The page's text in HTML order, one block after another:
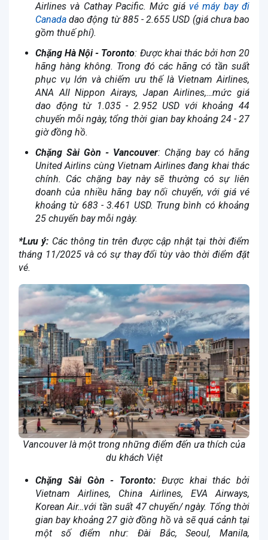
Airlines và Cathay Pacific. Mức giá vé máy bay đi
Canada dao động từ 885 - 2.655 USD (giá chưa bao
gồm thuế phí).
Chặng Hà Nội - Toronto: Được khai thác bởi hơn 20
hãng hàng không. Trong đó các hãng có tần suất
phục vụ lớn và chiếm ưu thế là Vietnam Airlines,
ANA All Nippon Airays, Japan Airlines,…mức giá
dao động từ 1.035 - 2.952 USD với khoảng 44
chuyến mỗi ngày, tổng thời gian bay khoảng 24 - 27
giờ đồng hồ.
Chặng Sài Gòn - Vancouver: Chặng bay có hãng
United Airlins cùng Vietnam Airlines đang khai thác
chính. Các chặng bay này sẽ thường có sự liên
doanh của nhiều hãng bay nối chuyến, với giá vé
khoảng từ 683 - 3.461 USD. Trung bình có khoảng
25 chuyến bay mỗi ngày.
*Lưu ý: Các thông tin trên được cập nhật tại thời điểm
tháng 11/2025 và có sự thay đổi tùy vào thời điểm đặt
vé.
Vancouver là một trong những điểm đến ưa thích của
du khách Việt
Chặng Sài Gòn - Toronto: Được khai thác bởi
Vietnam Airlines, China Airlines, EVA Airways,
Korean Air…với tần suất 47 chuyến/ ngày. Tổng thời
gian bay khoảng 27 giờ đồng hồ và sẽ quá cảnh tại
một số điểm như: Đài Bắc, Seoul, Manila,